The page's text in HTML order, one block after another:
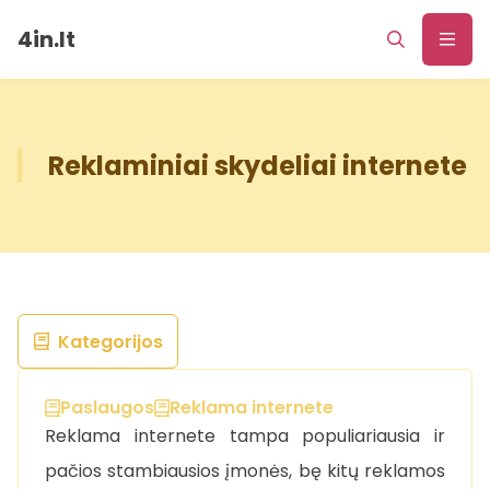
4in.lt
Reklaminiai skydeliai internete
Paslaugos
Reklama internete
Reklama internete tampa populiariausia ir
pačios stambiausios įmonės, bę kitų reklamos
Kategorijos